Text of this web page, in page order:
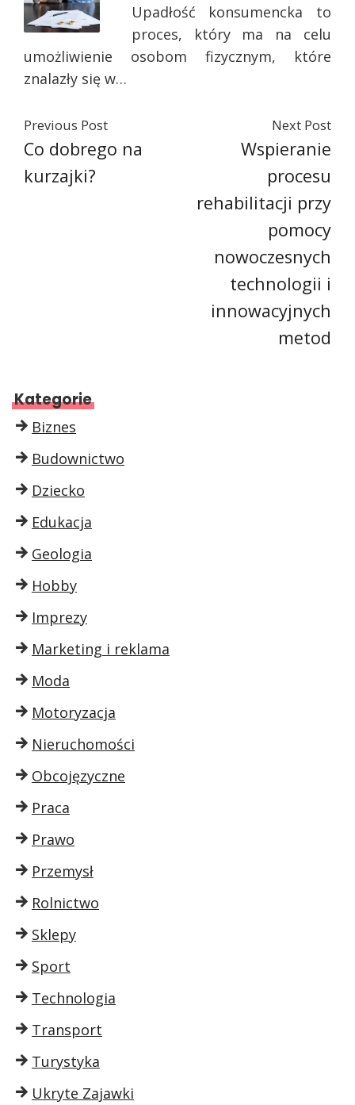
Upadłość konsumencka to
proces, który ma na celu
umożliwienie osobom fizycznym, które
znalazły się w…
Previous Post
Co dobrego na
kurzajki?
Next Post
Wspieranie
procesu
rehabilitacji przy
pomocy
nowoczesnych
technologii i
innowacyjnych
metod
Kategorie
Biznes
Budownictwo
Dziecko
Edukacja
Geologia
Hobby
Imprezy
Marketing i reklama
Moda
Motoryzacja
Nieruchomości
Obcojęzyczne
Praca
Prawo
Przemysł
Rolnictwo
Sklepy
Sport
Technologia
Transport
Turystyka
Ukryte Zajawki